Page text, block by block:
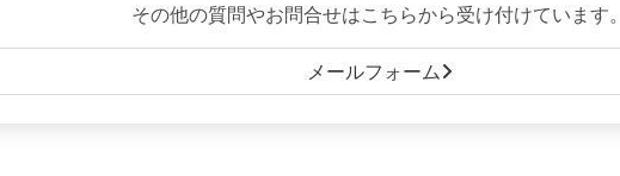
その他の質問やお問合せはこちらから受け付けています。
メールフォーム